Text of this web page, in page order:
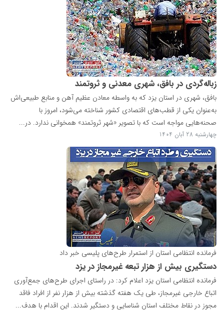
زباله‌گردی در بافق، شهری معدنی و ثروتمند
بافق، شهری در استان یزد که به واسطه معادن عظیم آهن و منابع طبیعی‌اش
به‌عنوان یکی از قطب‌های اقتصادی کشور شناخته می‌شود، امروز با
صحنه‌هایی مواجه است که با تصویر «شهر ثروتمند» همخوانی ندارد. در...
چهارشنبه 28 آبان 1404
فرمانده انتظامی استان از استمرار طرح‌های پلیسی خبر داد
دستگیری بیش از هزار تبعه غیرمجاز در یزد
فرمانده انتظامی استان یزد اعلام کرد: در راستای اجرای طرح‌های جمع‌آوری
اتباع خارجی غیرمجاز، طی یک هفته گذشته بیش از هزار نفر از افراد فاقد
مجوز در نقاط مختلف استان شناسایی و دستگیر شدند. این اقدام با هدف...